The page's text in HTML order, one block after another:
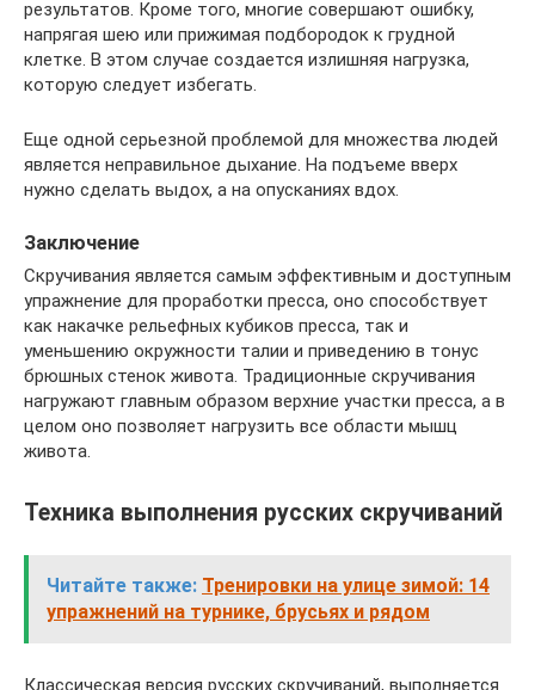
результатов. Кроме того, многие совершают ошибку,
напрягая шею или прижимая подбородок к грудной
клетке. В этом случае создается излишняя нагрузка,
которую следует избегать.
Еще одной серьезной проблемой для множества людей
является неправильное дыхание. На подъеме вверх
нужно сделать выдох, а на опусканиях вдох.
Заключение
Скручивания является самым эффективным и доступным
упражнение для проработки пресса, оно способствует
как накачке рельефных кубиков пресса, так и
уменьшению окружности талии и приведению в тонус
брюшных стенок живота. Традиционные скручивания
нагружают главным образом верхние участки пресса, а в
целом оно позволяет нагрузить все области мышц
живота.
Техника выполнения русских скручиваний
Читайте также: Тренировки на улице зимой: 14
упражнений на турнике, брусьях и рядом
Классическая версия русских скручиваний, выполняется